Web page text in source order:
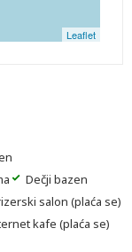
Leaflet
Dečji bazen
salon (plaća se)
kafe (plaća se)